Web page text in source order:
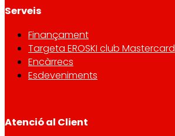
Serveis
Finançament
Targeta EROSKI club Mastercard
Encàrrecs
Esdeveniments
Atenció al Client